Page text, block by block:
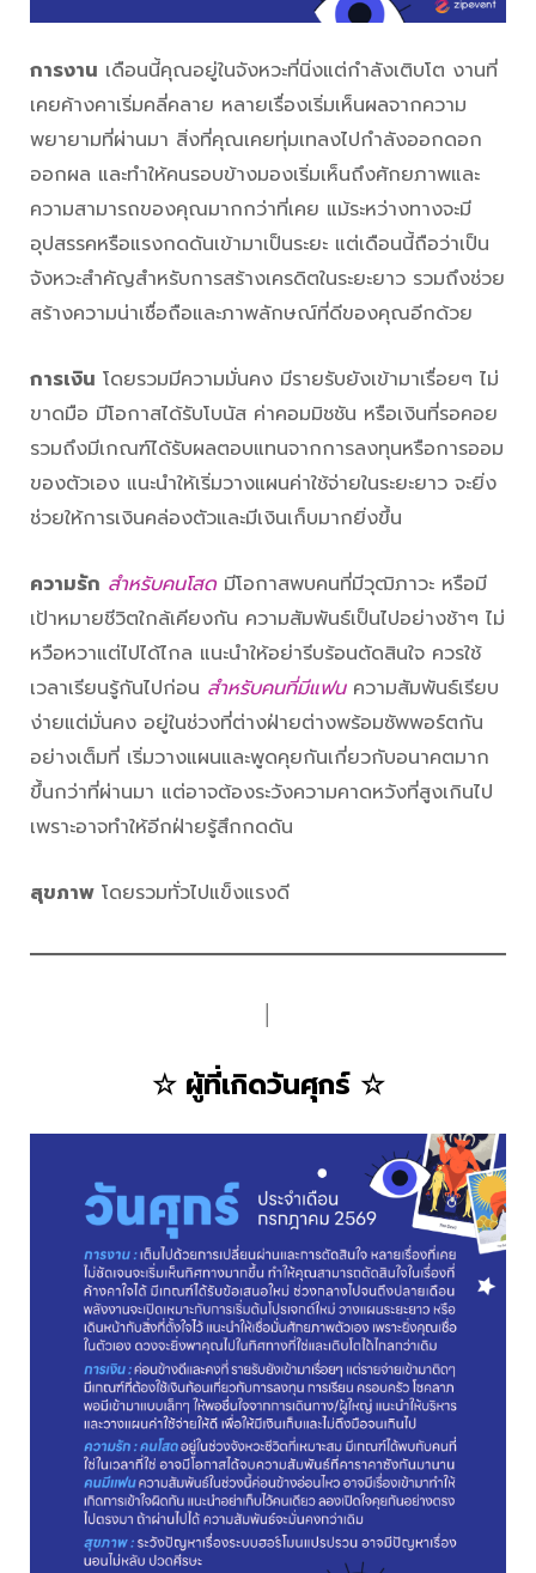
การงาน เดือนนี้คุณอยู่ในจังหวะที่นิ่งแต่กำลังเติบโต งานที่
เคยค้างคาเริ่มคลี่คลาย หลายเรื่องเริ่มเห็นผลจากความ
พยายามที่ผ่านมา สิ่งที่คุณเคยทุ่มเทลงไปกำลังออกดอก
ออกผล และทำให้คนรอบข้างมองเริ่มเห็นถึงศักยภาพและ
ความสามารถของคุณมากกว่าที่เคย แม้ระหว่างทางจะมี
อุปสรรคหรือแรงกดดันเข้ามาเป็นระยะ แต่เดือนนี้ถือว่าเป็น
จังหวะสำคัญสำหรับการสร้างเครดิตในระยะยาว รวมถึงช่วย
สร้างความน่าเชื่อถือและภาพลักษณ์ที่ดีของคุณอีกด้วย
การเงิน โดยรวมมีความมั่นคง มีรายรับยังเข้ามาเรื่อยๆ ไม่
ขาดมือ มีโอกาสได้รับโบนัส ค่าคอมมิชชัน หรือเงินที่รอคอย
รวมถึงมีเกณฑ์ได้รับผลตอบแทนจากการลงทุนหรือการออม
ของตัวเอง แนะนำให้เริ่มวางแผนค่าใช้จ่ายในระยะยาว จะยิ่ง
ช่วยให้การเงินคล่องตัวและมีเงินเก็บมากยิ่งขึ้น
ความรัก สำหรับคนโสดมีโอกาสพบคนที่มีวุฒิภาวะ หรือมี
เป้าหมายชีวิตใกล้เคียงกัน ความสัมพันธ์เป็นไปอย่างช้าๆ ไม่
หวือหวาแต่ไปได้ไกล แนะนำให้อย่ารีบร้อนตัดสินใจ ควรใช้
เวลาเรียนรู้กันไปก่อน สำหรับคนที่มีแฟนความสัมพันธ์เรียบ
ง่ายแต่มั่นคง อยู่ในช่วงที่ต่างฝ่ายต่างพร้อมซัพพอร์ตกัน
อย่างเต็มที่ เริ่มวางแผนและพูดคุยกันเกี่ยวกับอนาคตมาก
ขึ้นกว่าที่ผ่านมา แต่อาจต้องระวังความคาดหวังที่สูงเกินไป
เพราะอาจทำให้อีกฝ่ายรู้สึกกดดัน
สุขภาพ โดยรวมทั่วไปแข็งแรงดี
☆ ผู้ที่เกิดวันศุกร์ ☆